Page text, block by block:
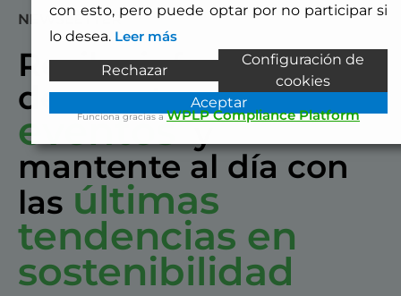
NEWSLETTER
Recibe información
de nuestros
eventos y
mantente al día con
las últimas
tendencias en
sostenibilidad
con esto, pero puede optar por no participar si
lo desea. Leer más
Rechazar
Configuración de
cookies
Aceptar
Funciona gracias aWPLP Compliance Platform